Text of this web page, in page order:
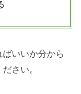
いいか分から
さい。